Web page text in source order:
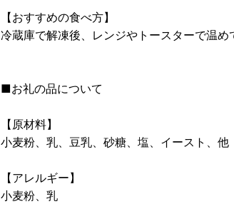
【おすすめの食べ方】
冷蔵庫で解凍後、レンジやトースターで温め
■お礼の品について
【原材料】
小麦粉、乳、豆乳、砂糖、塩、イースト、他
【アレルギー】
小麦粉、乳